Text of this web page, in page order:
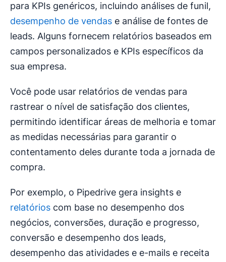
para KPIs genéricos, incluindo análises de funil,
desempenho de vendas e análise de fontes de
leads. Alguns fornecem relatórios baseados em
campos personalizados e KPIs específicos da
sua empresa.
Você pode usar relatórios de vendas para
rastrear o nível de satisfação dos clientes,
permitindo identificar áreas de melhoria e tomar
as medidas necessárias para garantir o
contentamento deles durante toda a jornada de
compra.
Por exemplo, o Pipedrive gera insights e
relatórios com base no desempenho dos
negócios, conversões, duração e progresso,
conversão e desempenho dos leads,
desempenho das atividades e e-mails e receita